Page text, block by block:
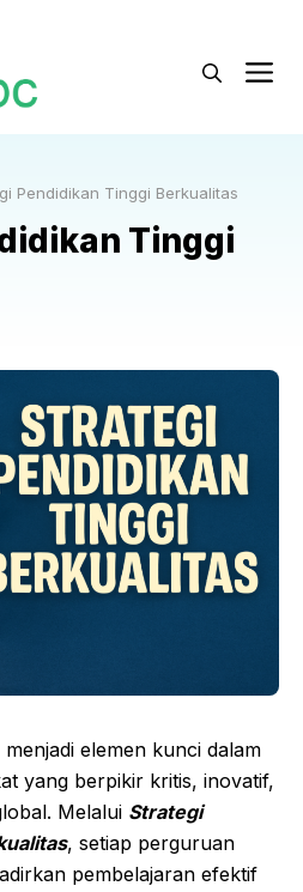
Pendidikan Tinggi Berkualitas
Tinggi
elemen kunci dalam
yang berpikir kritis, inovatif,
Melalui Strategi
, setiap perguruan
pembelajaran efektif